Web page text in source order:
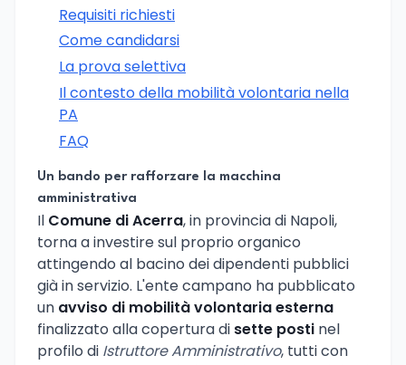
Requisiti richiesti
Come candidarsi
La prova selettiva
Il contesto della mobilità volontaria nella
PA
FAQ
Un bando per rafforzare la macchina
amministrativa
Il Comune di Acerra, in provincia di Napoli,
torna a investire sul proprio organico
attingendo al bacino dei dipendenti pubblici
già in servizio. L'ente campano ha pubblicato
un avviso di mobilità volontaria esterna
finalizzato alla copertura di sette posti nel
profilo di Istruttore Amministrativo, tutti con